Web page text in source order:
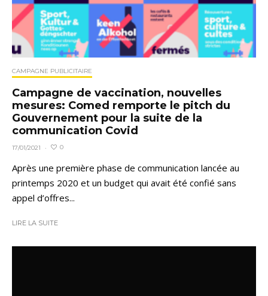
CAMPAGNE PUBLICITAIRE
Campagne de vaccination, nouvelles
mesures: Comed remporte le pitch du
Gouvernement pour la suite de la
communication Covid
17/01/2021 · 0
Après une première phase de communication lancée au
printemps 2020 et un budget qui avait été confié sans
appel d’offres...
LIRE LA SUITE